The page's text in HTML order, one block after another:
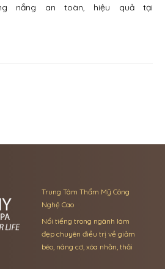
nắng an toàn, hiệu quả tại
Trung Tâm Thẩm Mỹ Công
Nghệ Cao
Nổi tiếng trong ngành làm
đẹp chuyên điều trị về giảm
béo, nâng cơ, xóa nhăn, thải